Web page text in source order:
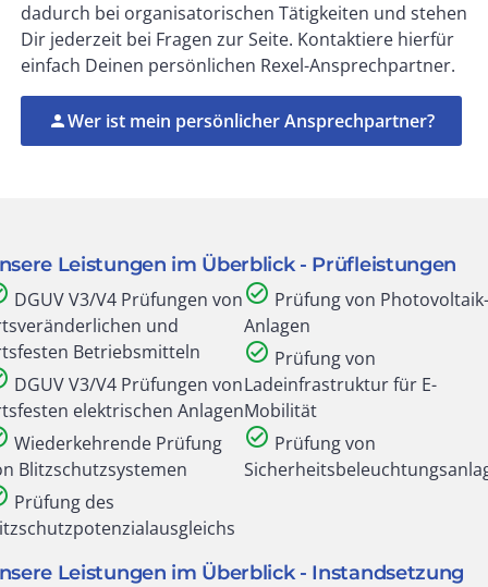
dadurch bei organisatorischen Tätigkeiten und stehen
Dir jederzeit bei Fragen zur Seite. Kontaktiere hierfür
einfach Deinen persönlichen Rexel-Ansprechpartner.
personWer ist mein persönlicher Ansprechpartner?
Leistungen im Überblick - Prüfleistungen
DGUV V3/V4 Prüfungen von
und
Betriebsmitteln
DGUV V3/V4 Prüfungen von
elektrischen Anlagen
Wiederkehrende Prüfung
Blitzschutzsystemen
Prüfung des
check_circle Prüfung von Photovoltaik-
Anlagen
check_circle Prüfung von
Ladeinfrastruktur für E-
Mobilität
check_circle Prüfung von
Leistungen im Überblick - Instandsetzung